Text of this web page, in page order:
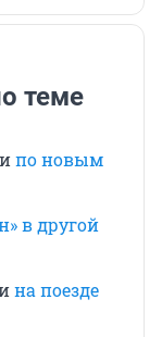
теме
по новым
в другой
на поезде